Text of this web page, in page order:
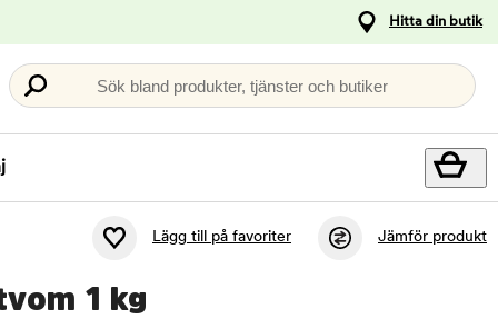
Hitta din butik
Sök bland produkter, tjänster och butiker
Lägg till på favoriter Jämför produkt
1 kg